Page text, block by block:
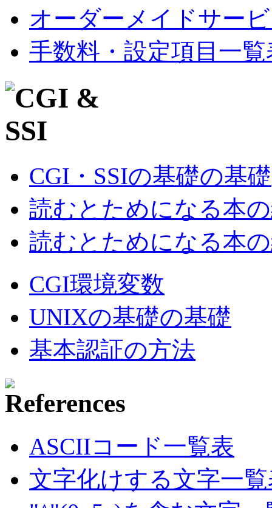
オーダーメイドサー
手数料・設定項目一覧
CGI・SSIの基礎の基礎
読むとためになる本
読むとためになる本
CGI環境変数
UNIXの基礎の基礎
基本認証の方法
ASCIIコード一覧表
文字化けする文字一